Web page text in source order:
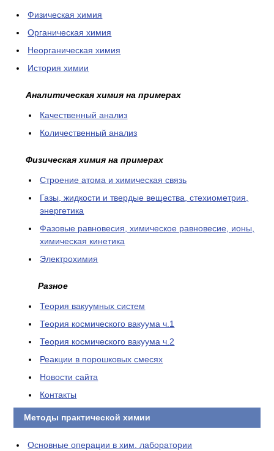
Физическая химия
Органическая химия
Неорганическая химия
История химии
Аналитическая химия на примерах
Качественный анализ
Количественный анализ
Физическая химия на примерах
Cтроение атома и химическая связь
Газы, жидкости и твердые вещества, стехиометрия,
энергетика
Фазовые равновесия, химическое равновесие, ионы,
химическая кинетика
Электрохимия
Разное
Теория вакуумных систем
Теория космического вакуума ч.1
Теория космического вакуума ч.2
Реакции в порошковых смесях
Новости сайта
Контакты
Методы практической химии
Основные операции в хим. лаборатории